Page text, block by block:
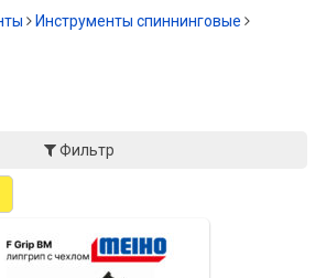
Инструменты спиннинговые
Фильтр